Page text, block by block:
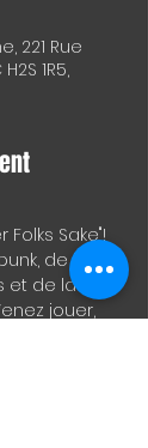
221 Rue
1R5,
Folks Sake"!
de la
et de la
jouer,